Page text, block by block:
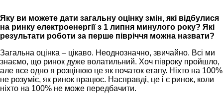
Яку ви можете дати загальну оцінку змін, які відбулися
на ринку електроенергії з 1 липня минулого року? Які
результати роботи за перше півріччя можна назвати?
Загальна оцінка – цікаво. Неоднозначно, звичайно. Всі ми
знаємо, що ринок дуже волатильний. Хоч півроку пройшло,
але все одно я розцінюю це як початок етапу. Ніхто на 100%
не розуміє, як ринок працює. Насправді, це і є ринок, коли
ніхто на 100% не може передбачити.